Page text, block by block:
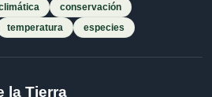
conservación
temperatura especies
la Tierra